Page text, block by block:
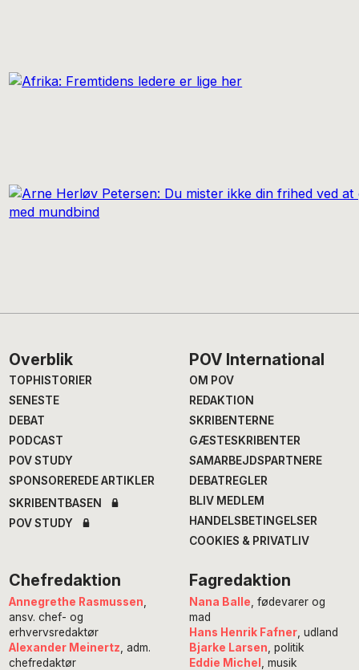
Footer
Overblik
TOPHISTORIER
SENESTE
DEBAT
PODCAST
POV STUDY
SPONSOREREDE ARTIKLER
SKRIBENTBASEN
POV STUDY
POV International
OM POV
REDAKTION
SKRIBENTERNE
GÆSTESKRIBENTER
SAMARBEJDSPARTNERE
DEBATREGLER
BLIV MEDLEM
HANDELSBETINGELSER
COOKIES & PRIVATLIV
Chefredaktion
Annegrethe Rasmussen
ansv. chef- og
erhvervsredaktør
Alexander Meinertz , adm.
chefredaktør
Fagredaktion
Nana Balle , fødevarer og
mad
Hans Henrik Fafner, udland
Bjarke Larsen , politik
Eddie Michel , musik